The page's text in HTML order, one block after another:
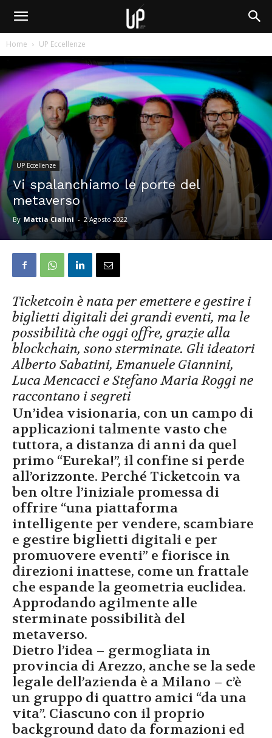
Home UP Eccellenze
UP Eccellenze
Vi spalanchiamo le porte del
metaverso
By Mattia Cialini - 2 Agosto 2022
Ticketcoin è nata per emettere e gestire i
biglietti digitali dei grandi eventi, ma le
possibilità che oggi offre, grazie alla
blockchain, sono sterminate. Gli ideatori
Alberto Sabatini, Emanuele Giannini,
Luca Mencacci e Stefano Maria Roggi ne
raccontano i segreti
Un’idea visionaria, con un campo di
applicazioni talmente vasto che
tuttora, a distanza di anni da quel
primo “Eureka!”, il confine si perde
all’orizzonte. Perché Ticketcoin va
ben oltre l’iniziale promessa di
offrire “una piattaforma
intelligente per vendere, scambiare
e gestire biglietti digitali e per
promuovere eventi” e fiorisce in
direzioni inattese, come un frattale
che espande la geometria euclidea.
Approdando agilmente alle
sterminate possibilità del
metaverso.
Dietro l’idea – germogliata in
provincia di Arezzo, anche se la sede
legale dell’azienda è a Milano – c’è
un gruppo di quattro amici “da una
vita”. Ciascuno con il proprio
background dato da formazioni ed